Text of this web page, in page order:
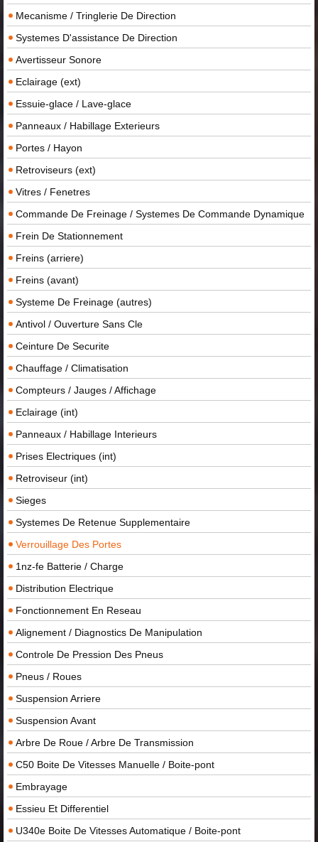
Mecanisme / Tringlerie De Direction
Systemes D'assistance De Direction
Avertisseur Sonore
Eclairage (ext)
Essuie-glace / Lave-glace
Panneaux / Habillage Exterieurs
Portes / Hayon
Retroviseurs (ext)
Vitres / Fenetres
Commande De Freinage / Systemes De Commande Dynamique
Frein De Stationnement
Freins (arriere)
Freins (avant)
Systeme De Freinage (autres)
Antivol / Ouverture Sans Cle
Ceinture De Securite
Chauffage / Climatisation
Compteurs / Jauges / Affichage
Eclairage (int)
Panneaux / Habillage Interieurs
Prises Electriques (int)
Retroviseur (int)
Sieges
Systemes De Retenue Supplementaire
Verrouillage Des Portes
1nz-fe Batterie / Charge
Distribution Electrique
Fonctionnement En Reseau
Alignement / Diagnostics De Manipulation
Controle De Pression Des Pneus
Pneus / Roues
Suspension Arriere
Suspension Avant
Arbre De Roue / Arbre De Transmission
C50 Boite De Vitesses Manuelle / Boite-pont
Embrayage
Essieu Et Differentiel
U340e Boite De Vitesses Automatique / Boite-pont